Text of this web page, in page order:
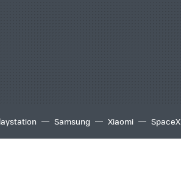
Samsung Xiaomi SpaceX